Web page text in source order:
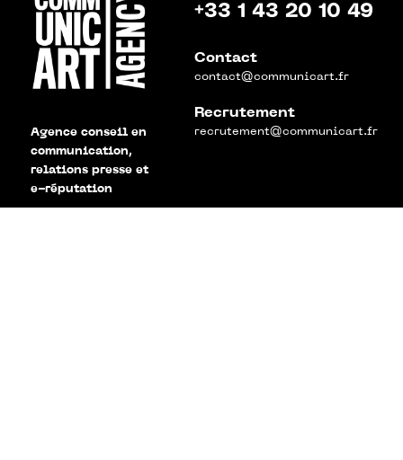
Agence conseil en
communication,
relations presse et
e-réputation
+33 1 43 20 10 49
Contact
contact@communicart.fr
Recrutement
recrutement@communicart.fr